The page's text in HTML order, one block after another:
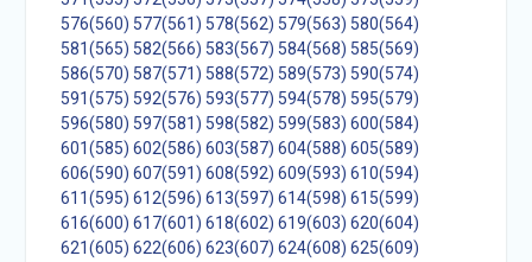
576(560) 577(561) 578(562) 579(563) 580(564)
581(565) 582(566) 583(567) 584(568) 585(569)
586(570) 587(571) 588(572) 589(573) 590(574)
591(575) 592(576) 593(577) 594(578) 595(579)
596(580) 597(581) 598(582) 599(583) 600(584)
601(585) 602(586) 603(587) 604(588) 605(589)
606(590) 607(591) 608(592) 609(593) 610(594)
611(595) 612(596) 613(597) 614(598) 615(599)
616(600) 617(601) 618(602) 619(603) 620(604)
621(605) 622(606) 623(607) 624(608) 625(609)